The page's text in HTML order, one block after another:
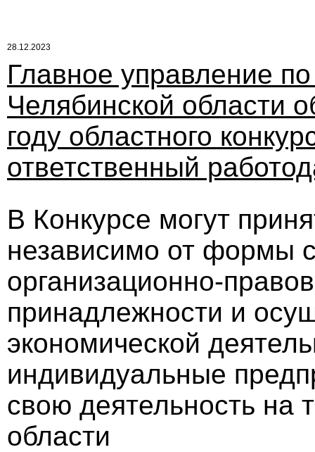
28.12.2023
Главное управление
Челябинской области
году областного
ответственный
В Конкурсе могут
независимо от формы
организационно-
принадлежности и
экономической
индивидуальные
свою деятельность на
области